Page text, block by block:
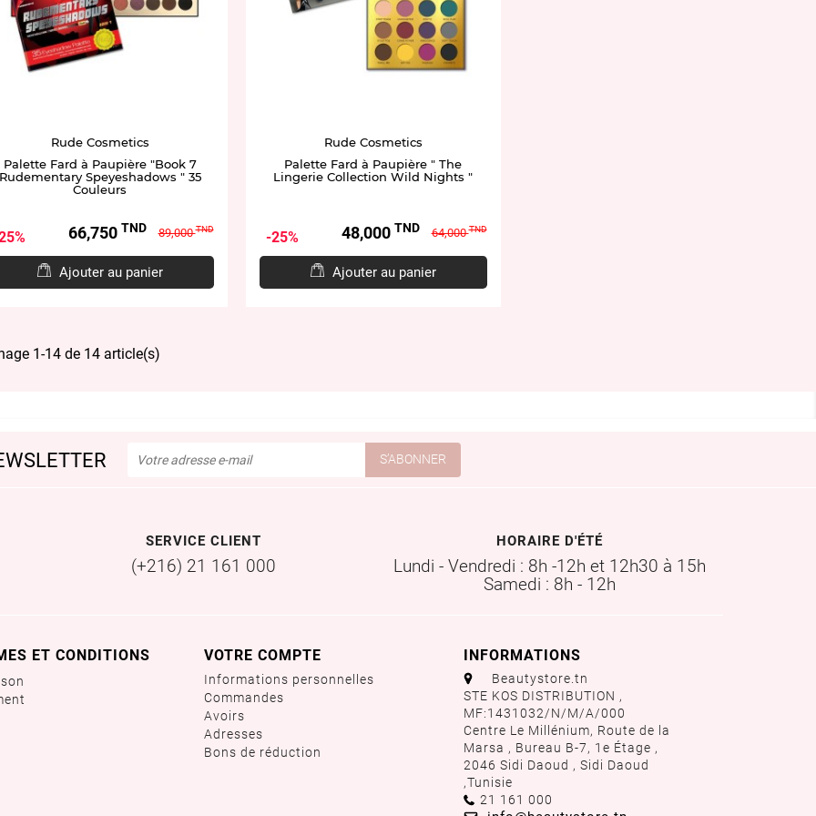
Rude Cosmetics
Palette Fard à Paupière "Book 7
Rudementary Speyeshadows " 35
Couleurs
Prix66,750 TNDPrix
base
89,000TND
Ajouter au panier
Rude Cosmetics
Palette Fard à Paupière " The
Lingerie Collection Wild Nights "
25% Prix48,000 TNDPrix
base
64,000TND
Ajouter au panier
1-14 de 14 article(s)
SERVICE CLIENT
(+216) 21 161 000
HORAIRE D'ÉTÉ
Lundi - Vendredi : 8h -12h et 12h30 à 15h
Samedi : 8h - 12h
ET CONDITIONS VOTRE COMPTE
Informations personnelles
Commandes
Avoirs
Adresses
Bons de réduction
INFORMATIONS
aaa
Beautystore.tn
STE KOS DISTRIBUTION ,
MF:1431032/N/M/A/000
Centre Le Millénium, Route de la
Marsa , Bureau B-7, 1e Étage ,
2046 Sidi Daoud , Sidi Daoud
,Tunisie
Call us:
21 161 000